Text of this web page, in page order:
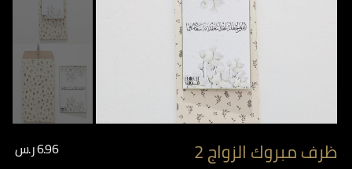
ظرف مبروك الزواج 2 6.96ر.س